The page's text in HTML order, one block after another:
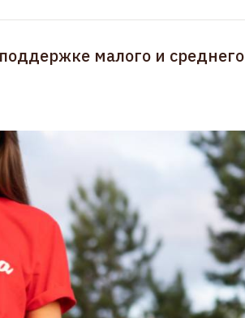
малого и среднего